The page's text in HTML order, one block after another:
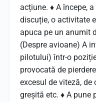
acțiune. ♦ A începe,
discuție, o activitate
apuca pe un anumit
(Despre avioane) A
pilotului) într-o
provocată de
excesul de viteză, de
greșită etc. ♦ A pune